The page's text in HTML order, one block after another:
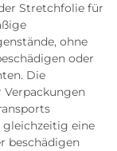
Stretchfolie für
ohne
oder
Die
eine
beschädigen